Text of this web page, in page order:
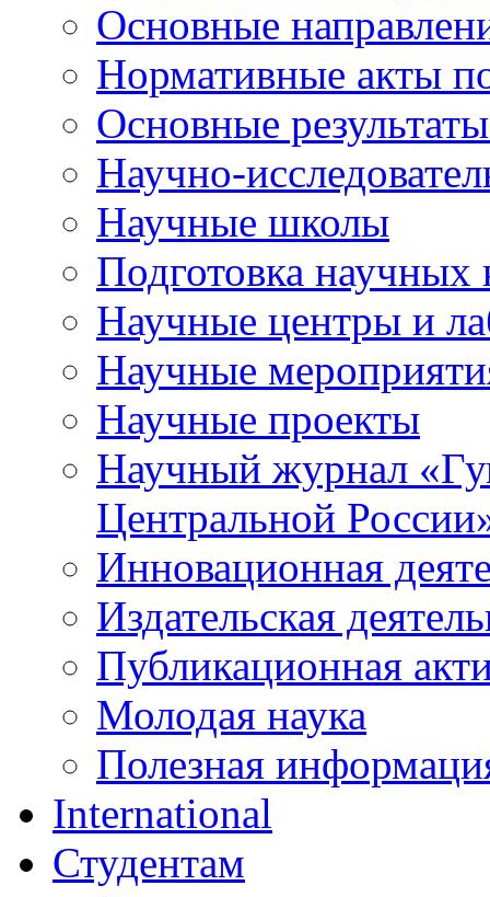
Основные
Нормативные акты
Основные
Научно-
Научные школы
Подготовка научных
Научные центры и
Научные
Научные проекты
Научный журнал «
Центральной
Инновационная
Издательская
Публикационная
Молодая наука
Полезная
International
Студентам